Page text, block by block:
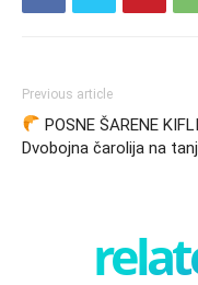
Previous article
POSNE ŠARENE
Dvobojna čarolija na